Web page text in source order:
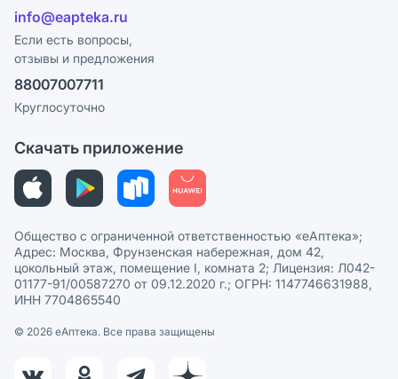
Блог
Лицензия
Реклама на сайте
Ваши товары на ЕАПТЕКЕ
Программа СберСпасибо
Политика конфиденциальности
Пользовательское соглашение
Политика рекомендаций
Этика и соответствие
Политика в отношении обработки персональных данных
info@eapteka.ru
Если есть вопросы,
отзывы и предложения
88007007711
Круглосуточно
Скачать приложение
Общество с ограниченной ответственностью «еАптека»;
Адрес: Москва, Фрунзенская набережная, дом 42,
цокольный этаж, помещение I, комната 2; Лицензия: Л042-
01177-91/00587270 от 09.12.2020 г.; ОГРН: 1147746631988,
ИНН 7704865540
© 2026 eАптека. Все права защищены